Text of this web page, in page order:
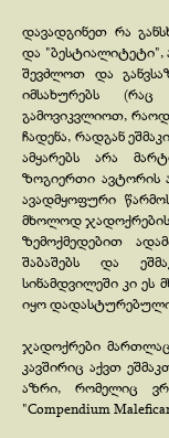
დავადგინეთ რა
და "ბესტიალიტეტი",
შევძლოთ და
იმსახურებს
გამოვიკვლიოთ,
ჩადენა, რადგან
ამყარებს არა
ზოგიერთი ავტორის
ავადმყოფური
მხოლოდ ჯადოქრების
ზემოქმედებით
შაბაშებს და
სინამდვილეში კი ეს
იყო დადასტურებული
ჯადოქრები
კავშირიც აქვთ
აზრი, რომელიც
"Compendium